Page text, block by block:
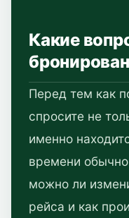
Какие
Перед тем как
спросите не
именно
времени
можно ли
рейса и как